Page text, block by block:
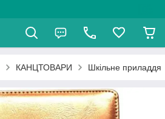
КАНЦТОВАРИ Шкільне приладдя